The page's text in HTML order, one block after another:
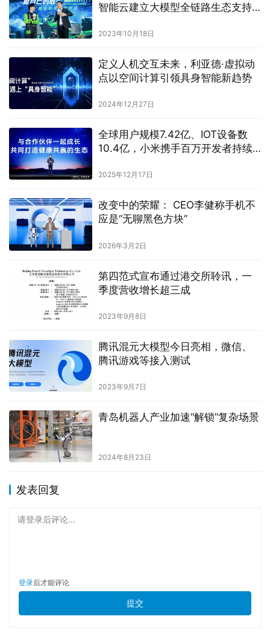
智能云建立大模型全链路生态支持
2023年10月18日
定义人机交互未来，利亚德·虚拟动
点以空间计算引领具身智能新趋势
2024年12月27日
全球用户规模7.42亿、IOT设备数
10.4亿，小米携手百万开发者持续
2025年12月17日
改变中的荣耀： CEO李健称手机不
应是“无聊黑色方块”
2026年3月2日
第四范式宣布通过港交所聆讯，一
季度营收增长超三成
2023年9月8日
腾讯混元大模型今日亮相，微信、
腾讯游戏等接入测试
2023年9月7日
青岛机器人产业加速“解锁”复杂场景
2024年8月23日
发表回复
请登录后评论...
登录后才能评论
提交